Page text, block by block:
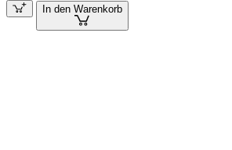
In den Warenkorb